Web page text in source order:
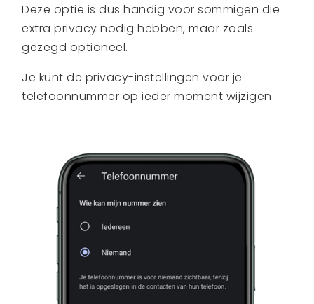
Deze optie is dus handig voor sommigen die
extra privacy nodig hebben, maar zoals
gezegd optioneel.
Je kunt de privacy-instellingen voor je
telefoonnummer op ieder moment wijzigen.